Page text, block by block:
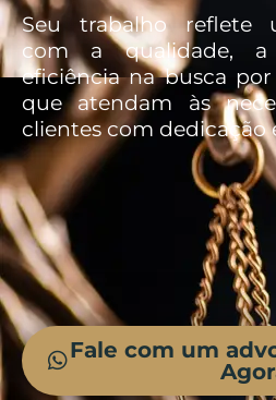
Seu trabalho reflete
com a qualidade, a
eficiência na busca
que atendam às
clientes com dedicação
Fale com um